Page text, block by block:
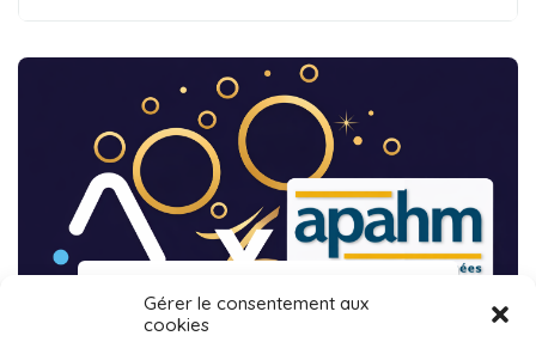
Gérer le consentement aux
cookies
ACALY x APAHM : Donner du sens à l’engagement